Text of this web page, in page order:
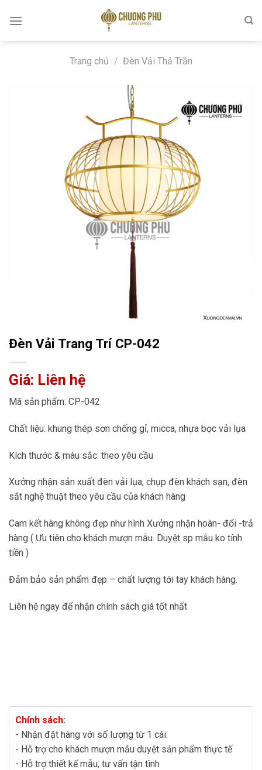
Trang chủ / Đèn Vải Thả Trần
Đèn Vải Trang Trí CP-042
Giá: Liên hệ
Mã sản phẩm: CP-042
Chất liệu: khung thép sơn chống gỉ, micca, nhựa bọc vải lụa
Kích thước & màu sắc: theo yêu cầu
Xưởng nhận sản xuất đèn vải lụa, chụp đèn khách sạn, đèn
sắt nghệ thuật theo yêu cầu của khách hàng
Cam kết hàng không đẹp như hình Xưởng nhận hoàn- đổi -trả
hàng ( Ưu tiên cho khách mượn mẫu. Duyệt sp mẫu ko tính
tiền )
Đảm bảo sản phẩm đẹp – chất lượng tới tay khách hàng.
Liên hệ ngay để nhận chính sách giá tốt nhất
Chính sách:
- Nhận đặt hàng với số lượng từ 1 cái.
- Hỗ trợ cho khách mượn mẫu duyệt sản phẩm thực tế
- Hỗ trợ thiết kế mẫu, tư vấn tận tình